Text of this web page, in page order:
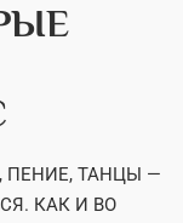
ТАНЦЫ —
КАК И ВО